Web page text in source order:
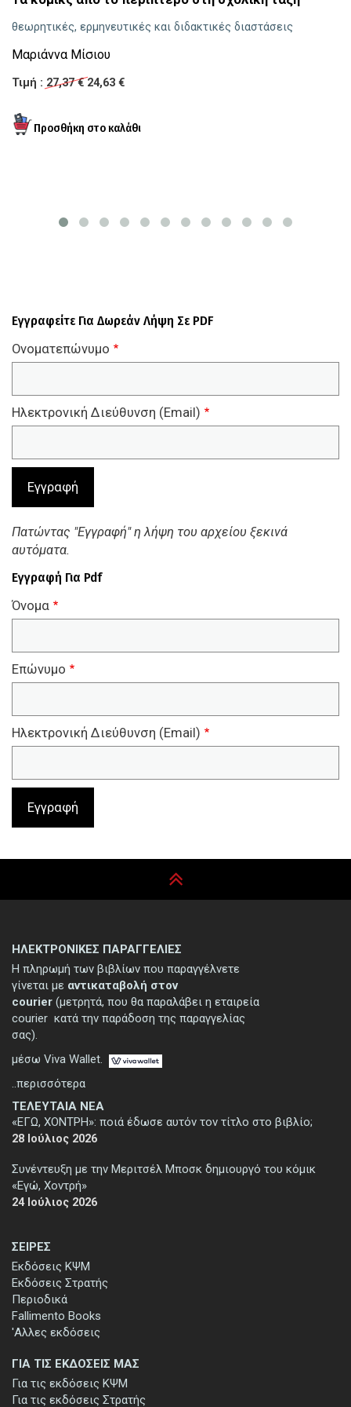
θεωρητικές, ερμηνευτικές και διδακτικές διαστάσεις
Μαριάννα Μίσιου
Τιμή : 27,37 €24,63 €
Εγγραφείτε Για Δωρεάν Λήψη Σε PDF
Ονοματεπώνυμο
Ηλεκτρονική Διεύθυνση (Email)
Πατώντας "Εγγραφή" η λήψη του αρχείου ξεκινά
αυτόματα.
Εγγραφή Για Pdf
Όνομα
Επώνυμο
Ηλεκτρονική Διεύθυνση (Email)
ΣΕΙΡΕΣ
Εκδόσεις ΚΨΜ
Εκδόσεις Στρατής
Περιοδικά
Fallimento Books
'Αλλες εκδόσεις
ΤΕΛΕΥΤΑΙΑ ΝΕΑ
«ΕΓΩ, ΧΟΝΤΡΗ»: ποιά έδωσε αυτόν τον τίτλο στο βιβλίο;
28 Ιούλιος 2026
Συνέντευξη με την Μεριτσέλ Μποσκ δημιουργό του κόμικ
«Εγώ, Χοντρή»
24 Ιούλιος 2026
ΓΙΑ ΤΙΣ ΕΚΔΟΣΕΙΣ ΜΑΣ
Για τις εκδόσεις ΚΨΜ
Για τις εκδόσεις Στρατής
ΗΛΕΚΤΡΟΝΙΚΕΣ ΠΑΡΑΓΓΕΛΙΕΣ
Η πληρωμή των βιβλίων που παραγγέλνετε
γίνεται με αντικαταβολή στον
courier (μετρητά, που θα παραλάβει η εταιρεία
courier κατά την παράδοση της παραγγελίας
σας).
μέσω Viva Wallet.
..περισσότερα